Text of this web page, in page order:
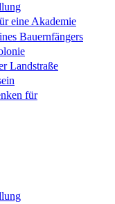
eine Akademie
Bauernfängers
Landstraße
für